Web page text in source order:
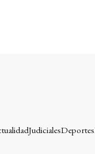
JudicialesDeportes